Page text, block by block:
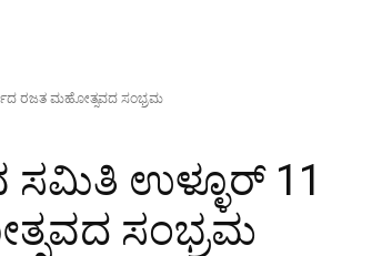
ರಜತ ಮಹೋತ್ಸವದ ಸಂಭ್ರಮ
ಸಮಿತಿ ಉಳ್ಳೂರ್ 11
ಸಂಭ್ರಮ